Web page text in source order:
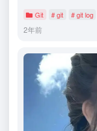
Git # git # git log
2年前